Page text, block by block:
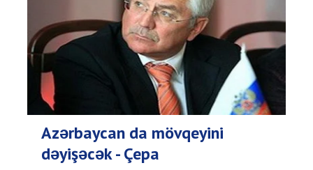
Azərbaycan da mövqeyini
dəyişəcək - Çepa